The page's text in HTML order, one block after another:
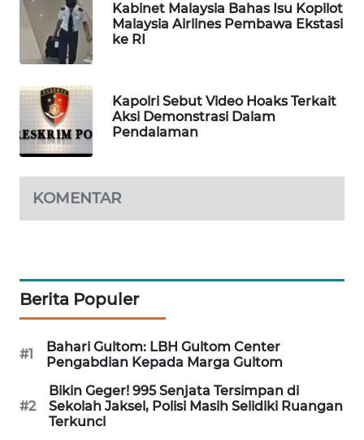
Kabinet Malaysia Bahas Isu Kopilot
Malaysia Airlines Pembawa Ekstasi
ke RI
Kapolri Sebut Video Hoaks Terkait
Aksi Demonstrasi Dalam
Pendalaman
KOMENTAR
Berita Populer
#1
Bahari Gultom: LBH Gultom Center
Pengabdian Kepada Marga Gultom
#2
Bikin Geger! 995 Senjata Tersimpan di
Sekolah Jaksel, Polisi Masih Selidiki Ruangan
Terkunci
LPKKI
LKKI
KOPEKLIN
PORTAL
FORJASIDA
TAMBANG
NEWS
SITUNGIR
NEWS